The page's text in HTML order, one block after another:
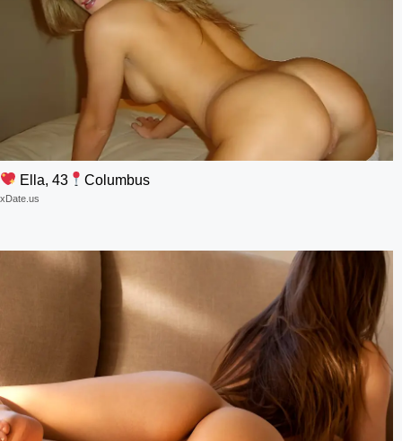
Ella, 43 Columbus
xDate.us